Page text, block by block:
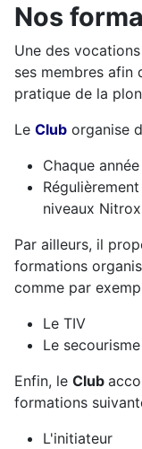
Nos
Une des
ses membres afin
pratique de la
Le Club organise
Chaque
niveaux
Par ailleurs, il
formations
comme par
Le TIV
Le secourisme
Enfin, le Club
formations
L'initiateur